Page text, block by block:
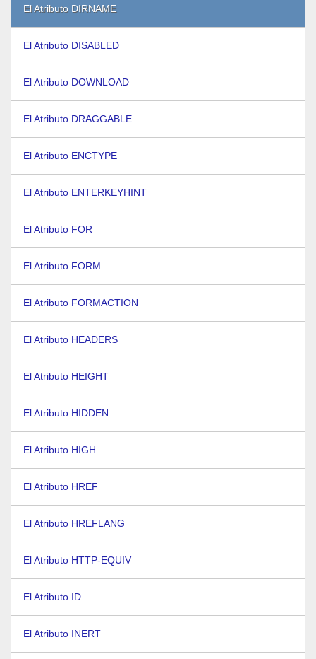
El Atributo DIRNAME
El Atributo DISABLED
El Atributo DOWNLOAD
El Atributo DRAGGABLE
El Atributo ENCTYPE
El Atributo ENTERKEYHINT
El Atributo FOR
El Atributo FORM
El Atributo FORMACTION
El Atributo HEADERS
El Atributo HEIGHT
El Atributo HIDDEN
El Atributo HIGH
El Atributo HREF
El Atributo HREFLANG
El Atributo HTTP-EQUIV
El Atributo ID
El Atributo INERT